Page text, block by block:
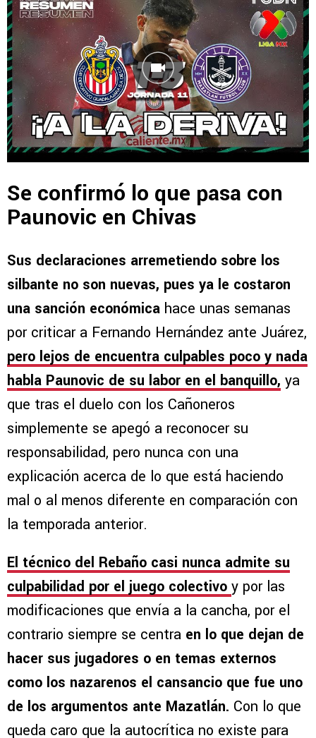
Se confirmó lo que pasa con
Paunovic en Chivas
Sus declaraciones arremetiendo sobre los
silbante no son nuevas, pues ya le costaron
una sanción económica hace unas semanas
por criticar a Fernando Hernández ante Juárez,
pero lejos de encuentra culpables poco y nada
habla Paunovic de su labor en el banquillo, ya
que tras el duelo con los Cañoneros
simplemente se apegó a reconocer su
responsabilidad, pero nunca con una
explicación acerca de lo que está haciendo
mal o al menos diferente en comparación con
la temporada anterior.
El técnico del Rebaño casi nunca admite su
culpabilidad por el juego colectivo y por las
modificaciones que envía a la cancha, por el
contrario siempre se centra en lo que dejan de
hacer sus jugadores o en temas externos
como los nazarenos el cansancio que fue uno
de los argumentos ante Mazatlán. Con lo que
queda caro que la autocrítica no existe para